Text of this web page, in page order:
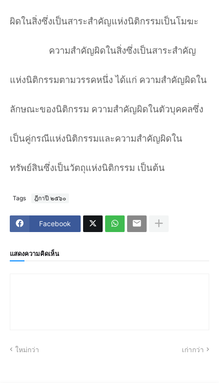
ผิดในสิ่งซึ่งเป็นสาระสำคัญแห่งนิติกรรมเป็นโมฆะ
ความสำคัญผิดในสิ่งซึ่งเป็นสาระสำคัญ
แห่งนิติกรรมตามวรรคหนึ่ง ได้แก่ ความสำคัญผิดใน
ลักษณะของนิติกรรม ความสำคัญผิดในตัวบุคคลซึ่ง
เป็นคู่กรณีแห่งนิติกรรมและความสำคัญผิดใน
ทรัพย์สินซึ่งเป็นวัตถุแห่งนิติกรรม เป็นต้น
Tags ฎีกาปี ๒๕๖๐
Facebook
แสดงความคิดเห็น
ใหม่กว่า เก่ากว่า